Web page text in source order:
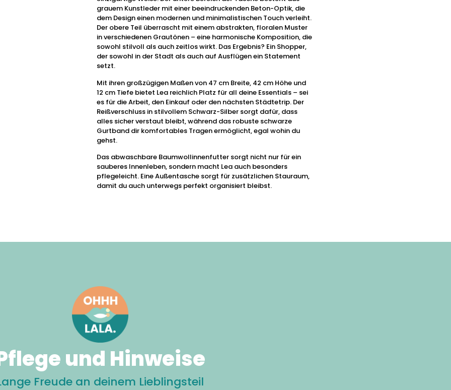
grauem Kunstleder mit einer beeindruckenden Beton-Optik, die
dem Design einen modernen und minimalistischen Touch verleiht.
Der obere Teil überrascht mit einem abstrakten, floralen Muster
in verschiedenen Grautönen – eine harmonische Komposition, die
sowohl stilvoll als auch zeitlos wirkt. Das Ergebnis? Ein Shopper,
der sowohl in der Stadt als auch auf Ausflügen ein Statement
setzt.
Mit ihren großzügigen Maßen von 47 cm Breite, 42 cm Höhe und
12 cm Tiefe bietet Lea reichlich Platz für all deine Essentials – sei
es für die Arbeit, den Einkauf oder den nächsten Städtetrip. Der
Reißverschluss in stilvollem Schwarz-Silber sorgt dafür, dass
alles sicher verstaut bleibt, während das robuste schwarze
Gurtband dir komfortables Tragen ermöglicht, egal wohin du
gehst.
Das abwaschbare Baumwollinnenfutter sorgt nicht nur für ein
sauberes Innenleben, sondern macht Lea auch besonders
pflegeleicht. Eine Außentasche sorgt für zusätzlichen Stauraum,
damit du auch unterwegs perfekt organisiert bleibst.
und Hinweise
Freude an deinem Lieblingsteil